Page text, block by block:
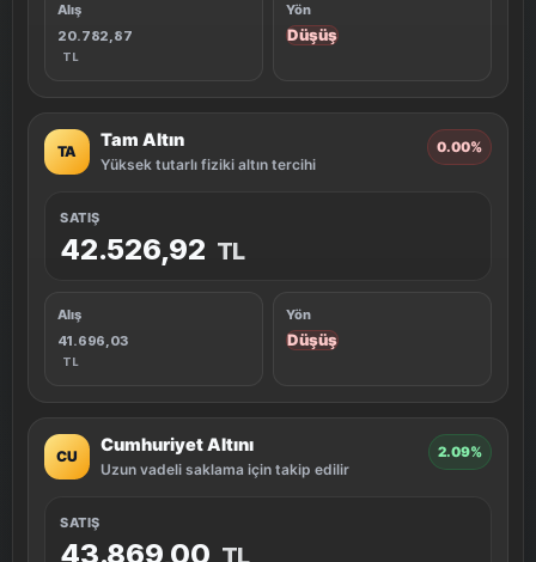
Alış
20.782,87
TL
Yön
Düşüş
TA
Tam Altın
Yüksek tutarlı fiziki altın tercihi
0.00%
SATIŞ
42.526,92 TL
Alış
41.696,03
TL
Yön
Düşüş
CU
Cumhuriyet Altını
Uzun vadeli saklama için takip edilir
2.09%
SATIŞ
43.869,00 TL